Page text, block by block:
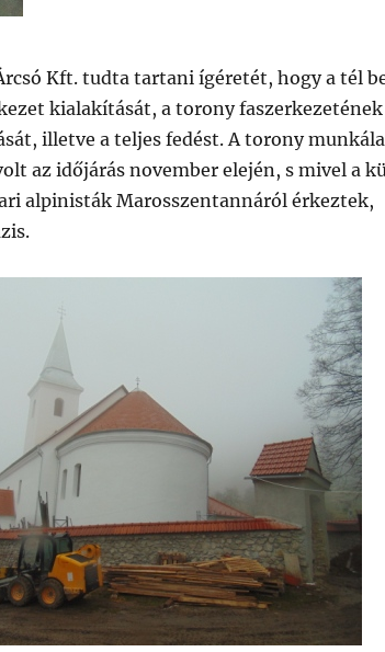
Kft. tudta tartani ígéretét, hogy a tél
kialakítását, a torony faszerkezetének
illetve a teljes fedést. A torony
az időjárás november elején, s mivel a
alpinisták Marosszentannáról érkeztek,